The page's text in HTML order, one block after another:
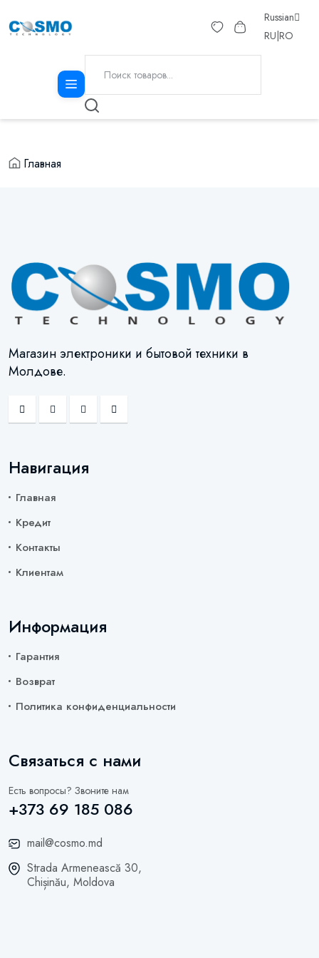
Russian
RU RO
Главная
Магазин электроники и бытовой техники в
Молдове.
Навигация
Главная
Кредит
Контакты
Клиентам
Информация
Гарантия
Возврат
Политика конфиденциальности
Связаться с нами
Есть вопросы? Звоните нам
+373 69 185 086
mail@cosmo.md
Strada Armenească 30,
Chișinău, Moldova